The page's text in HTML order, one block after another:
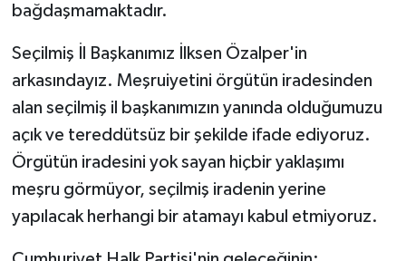
bağdaşmamaktadır.
Seçilmiş İl Başkanımız İlksen Özalper'in
arkasındayız. Meşruiyetini örgütün iradesinden
alan seçilmiş il başkanımızın yanında olduğumuzu
açık ve tereddütsüz bir şekilde ifade ediyoruz.
Örgütün iradesini yok sayan hiçbir yaklaşımı
meşru görmüyor, seçilmiş iradenin yerine
yapılacak herhangi bir atamayı kabul etmiyoruz.